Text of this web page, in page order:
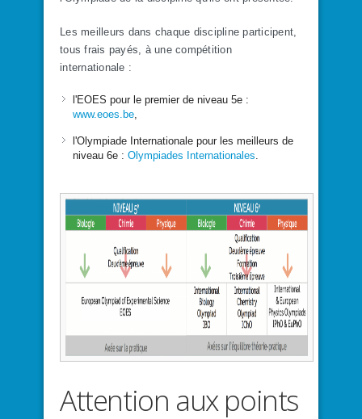
Les meilleurs dans chaque discipline participent,
tous frais payés, à une compétition
internationale :
l'EOES pour le premier de niveau 5e :
www.eoes.be,
l'Olympiade Internationale pour les meilleurs de
niveau 6e : Olympiades Internationales.
Attention aux points